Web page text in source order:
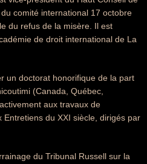
comité international 17 octobre
du refus de la misère. Il est
de droit international de La
un doctorat honorifique de la part
(Canada, Québec,
aux travaux de
Entretiens du XXI siècle, dirigés par
du Tribunal Russell sur la